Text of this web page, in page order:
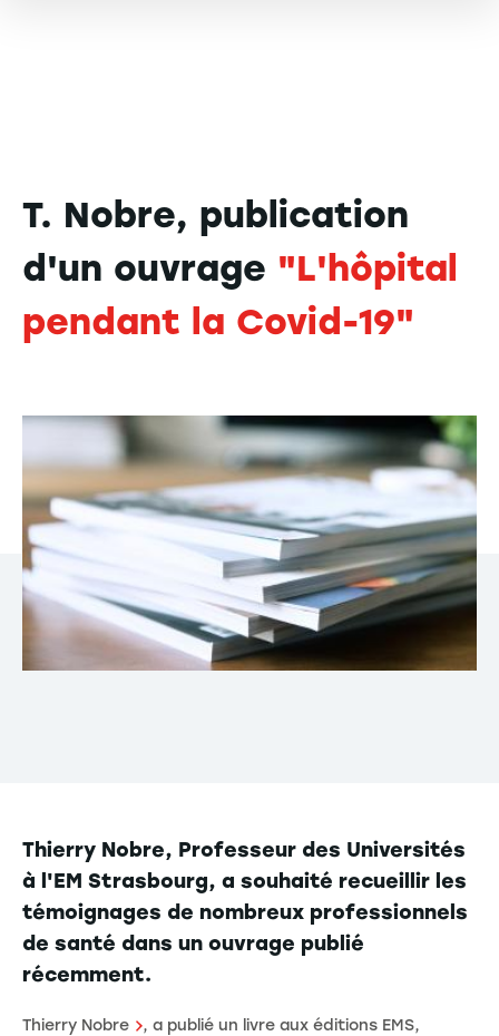
T. Nobre, publication
d'un ouvrage "L'hôpital
pendant la Covid-19"
Thierry Nobre, Professeur des Universités
à l'EM Strasbourg, a souhaité recueillir les
témoignages de nombreux professionnels
de santé dans un ouvrage publié
récemment.
Thierry Nobre
, a publié un livre aux éditions EMS,